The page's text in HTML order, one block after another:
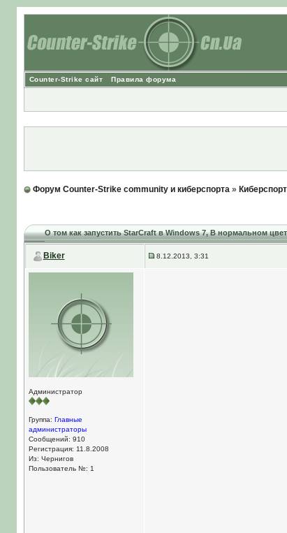
Counter-Strike сайт Правила форума
Форум Counter-Strike community и киберспорта»
О том как запустить StarCraft в Windows 7, В нормальном
Biker 8.12.2013, 3:31
Администратор
Группа: Главные
администраторы
Сообщений: 910
Регистрация: 11.8.2008
Из: Чернигов
Пользователь №: 1